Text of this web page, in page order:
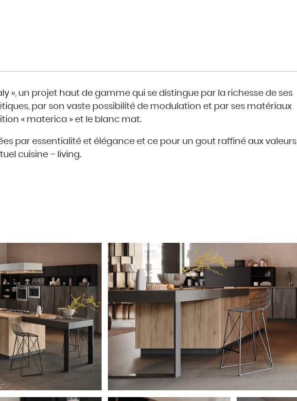
», un projet haut de gamme qui se distingue par la richesse de ses
par son vaste possibilité de modulation et par ses matériaux
« materica » et le blanc mat.
par essentialité et élégance et ce pour un gout raffiné aux valeurs
cuisine – living.